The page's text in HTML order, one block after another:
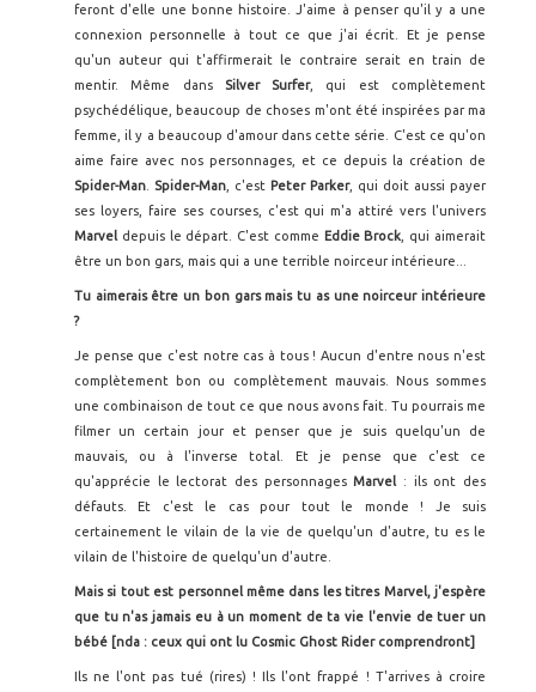
feront d'elle une bonne histoire. J'aime à penser qu'il y a une
connexion personnelle à tout ce que j'ai écrit. Et je pense
qu'un auteur qui t'affirmerait le contraire serait en train de
mentir. Même dans Silver Surfer, qui est complètement
psychédélique, beaucoup de choses m'ont été inspirées par ma
femme, il y a beaucoup d'amour dans cette série. C'est ce qu'on
aime faire avec nos personnages, et ce depuis la création de
Spider-Man
Spider-Man , c'est Peter Parker, qui doit aussi payer
ses loyers, faire ses courses, c'est qui m'a attiré vers l'univers
Marvel depuis le départ. C'est comme Eddie Brock , qui aimerait
être un bon gars, mais qui a une terrible noirceur intérieure...
Tu aimerais être un bon gars mais tu as une noirceur intérieure
?
Je pense que c'est notre cas à tous ! Aucun d'entre nous n'est
complètement bon ou complètement mauvais. Nous sommes
une combinaison de tout ce que nous avons fait. Tu pourrais me
filmer un certain jour et penser que je suis quelqu'un de
mauvais, ou à l'inverse total. Et je pense que c'est ce
qu'apprécie le lectorat des personnagesMarvel : ils ont des
défauts. Et c'est le cas pour tout le monde ! Je suis
certainement le vilain de la vie de quelqu'un d'autre, tu es le
vilain de l'histoire de quelqu'un d'autre.
Mais si tout est personnel même dans les titres Marvel, j'espère
que tu n'as jamais eu à un moment de ta vie l'envie de tuer un
bébé [nda : ceux qui ont lu Cosmic Ghost Rider comprendront]
Ils ne l'ont pas tué (rires) ! Ils l'ont frappé ! T'arrives à croire